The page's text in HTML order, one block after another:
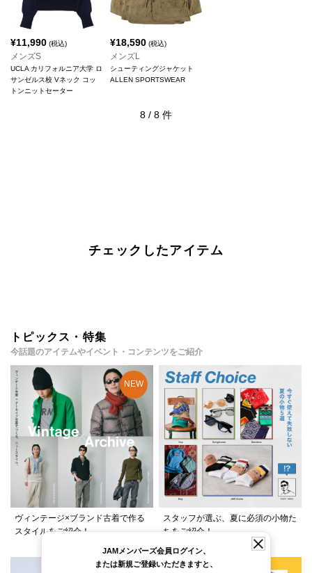
¥11,990 (税込)
メンズS
UCLA カリフォルニア大学 ロ
サンゼルス校 Vネック コッ
トンニットセーター
¥18,590(税込)
メンズL
シューティングジャケット
ALLEN SPORTSWEAR
8 / 8 件
チェックしたアイテム
トピックス・特集
今話題のアイテムやイベント・コンテンツをご紹介
ヴィンテージ×ブランド古着で作る
スタイルをご紹介！
スタッフが選ぶ、夏に必須の小物た
ちをご紹介！
JAMメンバーズ会員ログイン、
または新規ご登録いただきますと、